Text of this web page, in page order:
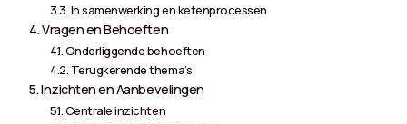
In samenwerking en ketenprocessen
Vragen en Behoeften
Onderliggende behoeften
Terugkerende thema’s
Inzichten en Aanbevelingen
Centrale inzichten